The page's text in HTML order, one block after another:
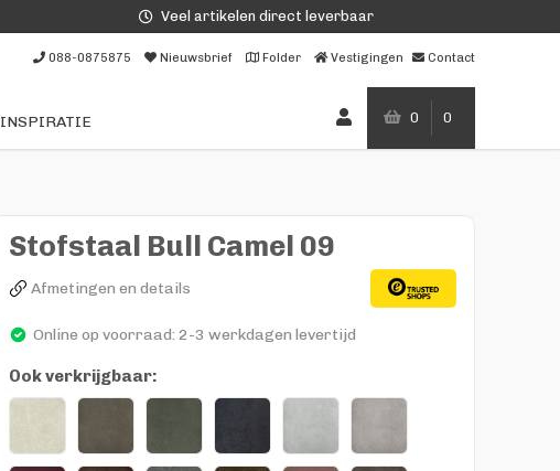
Veel artikelen direct leverbaar
088-0875875 Nieuwsbrief Folder Vestigingen Contact
INSPIRATIE 0 0
Stofstaal Bull Camel 09
Afmetingen en details
Online op voorraad: 2-3 werkdagen levertijd
Ook verkrijgbaar: